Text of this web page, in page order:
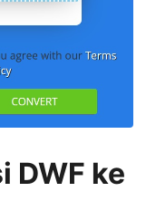
DWF ke